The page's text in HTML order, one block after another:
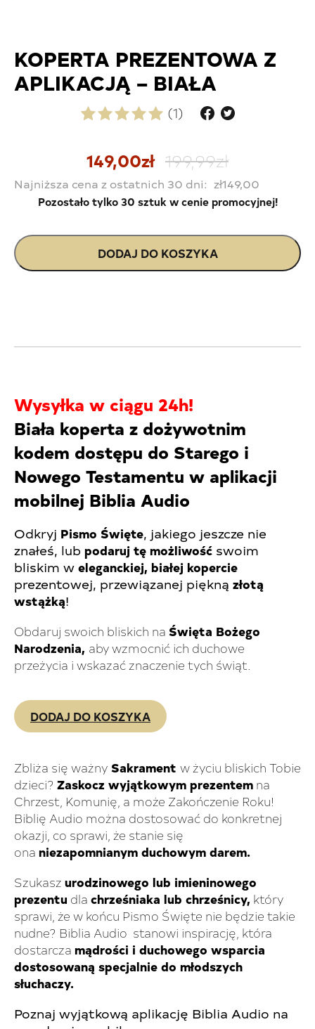
KOPERTA PREZENTOWA Z
APLIKACJĄ – BIAŁA
(1)
zł
199,99
Pierwotna
cena
wynosiła:
zł199,99.
zł
149,00
Aktualna
cena
wynosi:
zł149,00.
Pozostało tylko 30 sztuk w cenie promocyjnej!
Najniższa cena z ostatnich 30 dni: zł149,00
DODAJ DO KOSZYKA
Wysyłka w ciągu 24h!
Biała koperta z dożywotnim
kodem dostępu do Starego i
Nowego Testamentu w aplikacji
mobilnej Biblia Audio
Odkryj Pismo Święte, jakiego jeszcze nie
znałeś, lub podaruj tę możliwość swoim
bliskim w eleganckiej, białej kopercie
prezentowej, przewiązanej piękną złotą
wstążką!
Obdaruj swoich bliskich na Święta Bożego
Narodzenia, aby wzmocnić ich duchowe
przeżycia i wskazać znaczenie tych świąt.
DODAJ DO KOSZYKA
Zbliża się ważny Sakrament w życiu bliskich Tobie
dzieci? Zaskocz wyjątkowym prezentem na
Chrzest, Komunię, a może Zakończenie Roku!
Biblię Audio można dostosować do konkretnej
okazji, co sprawi, że stanie się
ona niezapomnianym duchowym darem.
Szukasz urodzinowego lub imieninowego
prezentu dla chrześniaka lub chrześnicy, który
sprawi, że w końcu Pismo Święte nie będzie takie
nudne? Biblia Audio stanowi inspirację, która
dostarcza mądrości i duchowego wsparcia
dostosowaną specjalnie do młodszych
słuchaczy.
Poznaj wyjątkową aplikację Biblia Audio na